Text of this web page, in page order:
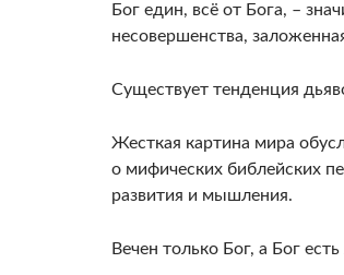
Бог един, всё от Бога, –
несовершенства,
Существует тенденция
Жесткая картина мира
о мифических библейских
развития и мышления.
Вечен только Бог, а Бог